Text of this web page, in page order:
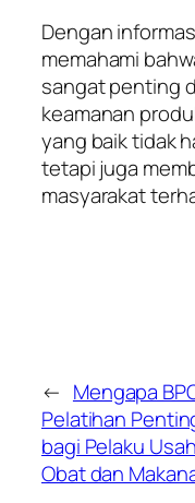
Dengan
memahami
sangat penting
keamanan
yang baik tidak
tetapi juga
masyarakat
← Mengapa
Pelatihan
bagi Pelaku
Obat dan